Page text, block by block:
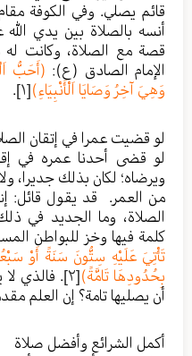
قائم يصلي. وفي الكوفة
أنسه بالصلاة بين يدي
قصة مع الصلاة، وكانت
الإمام الصادق (ع): (أَحَبُّ
وَهِيَ آخِرُ وَصَايَا اَلْأَنْبِيَاءِ)[١] .
لو قضيت عمرا في إتقان
لو قضى أحدنا عمره في
ويرضاه؛ لكان بذلك جديرا،
من العمر. قد يقول قائل:
الصلاة، وما الجديد في
كلمة فيها وخز للبواطن
تَأْتِيَ عَلَيْهِ سِتُّونَ سَنَةً أَوْ
بِحُدُودِهَا تَامَّةً)[٢]
. فالذي
أن يصليها تامة؟ إن العلم
أكمل الشرائع وأفضل صلاة